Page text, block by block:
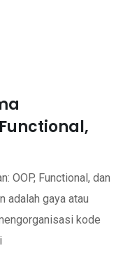
OOP, Functional, dan
adalah gaya atau
kode